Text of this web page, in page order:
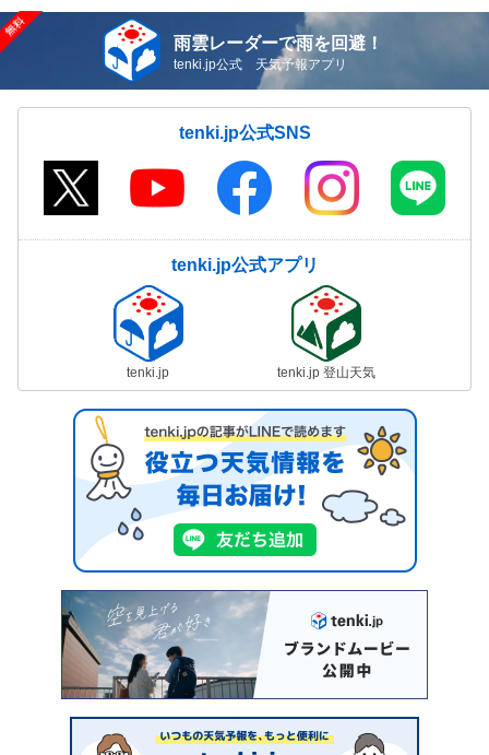
雨雲レーダーで雨を回避！
tenki.jp公式 天気予報アプリ
tenki.jp公式SNS
tenki.jp公式アプリ
tenki.jp tenki.jp 登山天気